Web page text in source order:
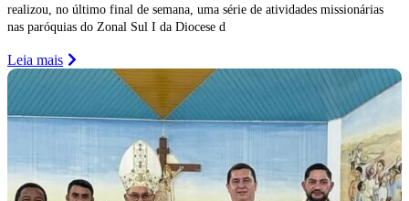
realizou, no último final de semana, uma série de atividades missionárias
nas paróquias do Zonal Sul I da Diocese d
Leia mais